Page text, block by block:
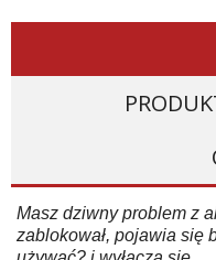
Masz dziwny problem z
zablokował, pojawia się